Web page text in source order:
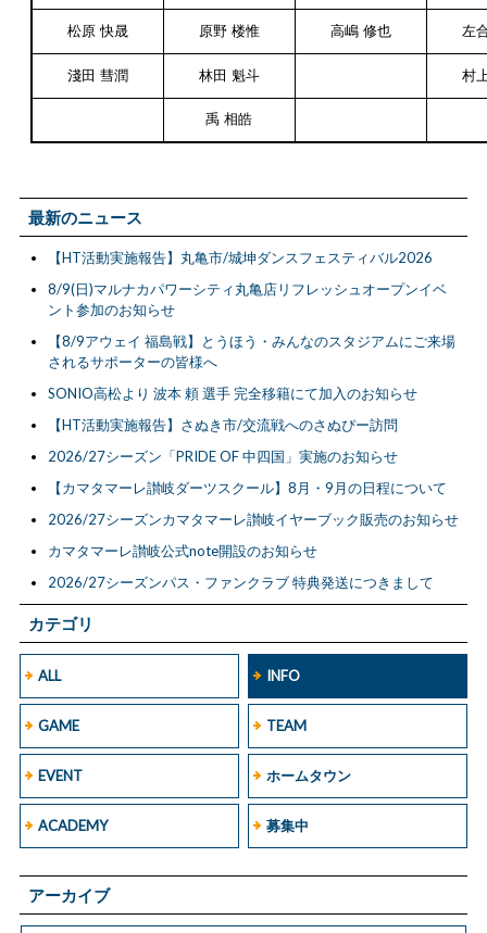
カテゴリ
ALL INFO
GAME TEAM
EVENT ホームタウン
ACADEMY 募集中
アーカイブ
松原 快晟 原野 楼惟 高嶋 修也 左
淺田 彗潤 林田 魁斗 村
禹 相皓
最新のニュース
【HT活動実施報告】丸亀市/城坤ダンスフェスティバル2026
8/9(日)マルナカパワーシティ丸亀店リフレッシュオープンイベ
ント参加のお知らせ
【8/9アウェイ 福島戦】とうほう・みんなのスタジアムにご来場
されるサポーターの皆様へ
SONIO高松より 波本 頼 選手 完全移籍にて加入のお知らせ
【HT活動実施報告】さぬき市/交流戦へのさぬぴー訪問
2026/27シーズン「PRIDE OF 中四国」実施のお知らせ
【カマタマーレ讃岐ダーツスクール】8月・9月の日程について
2026/27シーズンカマタマーレ讃岐イヤーブック販売のお知らせ
カマタマーレ讃岐公式note開設のお知らせ
2026/27シーズンパス・ファンクラブ 特典発送につきまして